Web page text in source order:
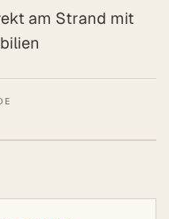
am Strand mit